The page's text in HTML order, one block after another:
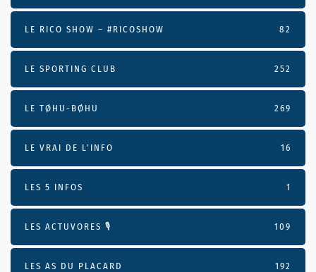
LE RICO SHOW – #RICOSHOW 82
LE SPORTING CLUB 252
LE TØHU-BØHU 269
LE VRAI DE L’INFO 16
LES 5 INFOS 1
LES ACTUVORES 🎙 109
LES AS DU PLACARD 192